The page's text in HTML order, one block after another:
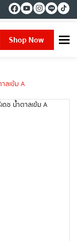
Shop Now
T
n
ลเข้ม A